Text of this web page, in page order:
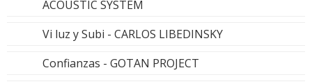
ACOUSTIC SYSTEM
Vi luz y Subi - CARLOS LIBEDINSKY
Confianzas - GOTAN PROJECT